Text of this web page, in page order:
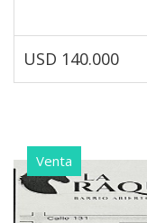
USD 140.000
Venta